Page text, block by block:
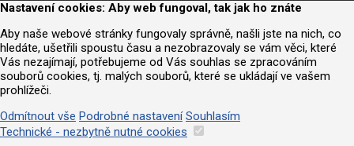
Nastavení cookies: Aby web fungoval, tak jak ho znáte
Aby naše webové stránky fungovaly správně, našli jste na nich, co
hledáte, ušetřili spoustu času a nezobrazovaly se vám věci, které
Vás nezajímají, potřebujeme od Vás souhlas se zpracováním
souborů cookies, tj. malých souborů, které se ukládají ve vašem
prohlížeči.
Odmítnout vše Podrobné nastavení Souhlasím
Technické - nezbytně nutné cookies